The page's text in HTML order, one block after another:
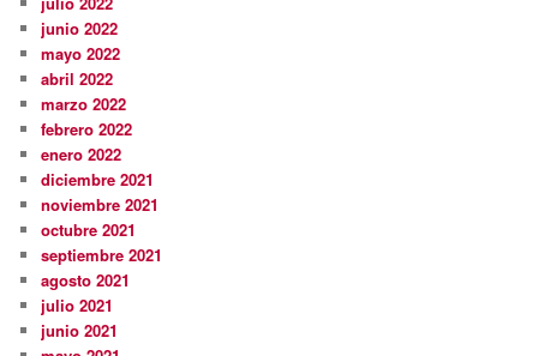
junio 2022
mayo 2022
abril 2022
marzo 2022
febrero 2022
enero 2022
diciembre 2021
noviembre 2021
octubre 2021
septiembre 2021
agosto 2021
julio 2021
junio 2021